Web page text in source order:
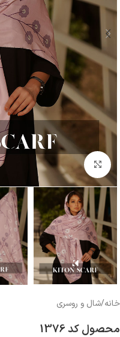
بزرگنمایی تصویر
خانه/شال و روسری
محصول کد 1376